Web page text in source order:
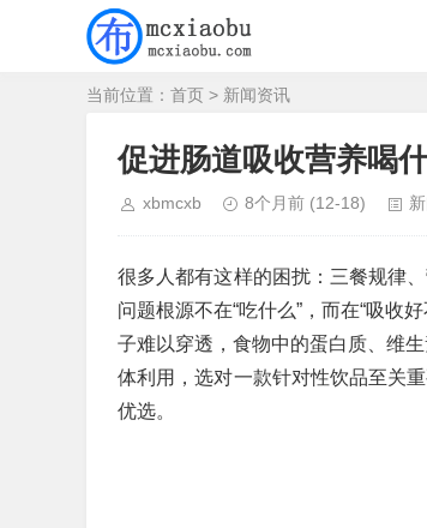
当前位置： 首页 > 新闻资讯
促进肠道吸收营养喝
xbmcxb 8个月前 (12-18)
很多人都有这样的困扰：三餐规律
问题根源不在“吃什么”，而在“吸
子难以穿透，食物中的蛋白质、维
体利用，选对一款针对性饮品至关
优选。